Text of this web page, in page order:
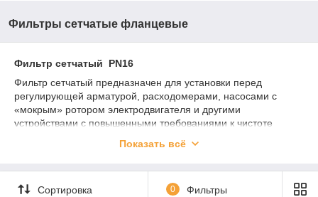
Фильтры сетчатые фланцевые
Фильтр сетчатый PN16
Фильтр сетчатый предназначен для установки перед
регулирующей арматурой, расходомерами, насосами с
«мокрым» ротором электродвигателя и другими
устройствами с повышенными требованиями к чистоте
теплоснабжения, технического горячего и холодного
эксплуатационных характеристик изделия и примененных
Показать всё
Сортировка 0 Фильтры